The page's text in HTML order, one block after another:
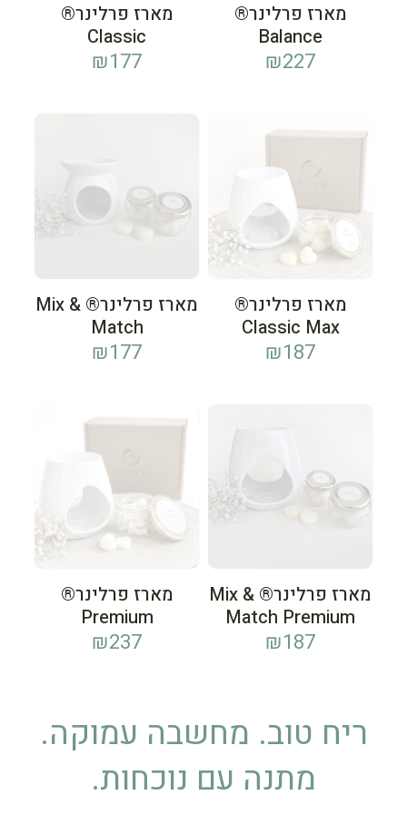
מארז פרלינר®
Balance
₪227
מארז פרלינר®
Classic
₪177
מארז פרלינר®
Classic Max
₪187
מארז פרלינר® Mix &
Match
₪177
מארז פרלינר® Mix &
Match Premium
₪187
מארז פרלינר®
Premium
₪237
ריח טוב. מחשבה עמוקה.
מתנה עם נוכחות.